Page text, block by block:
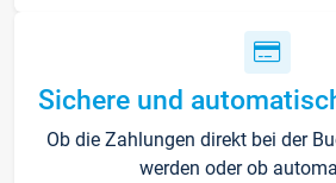
Sichere und
Ob die Zahlungen direkt bei der
werden oder ob